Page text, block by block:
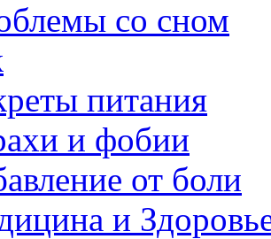
со сном
питания
и фобии
от боли
и